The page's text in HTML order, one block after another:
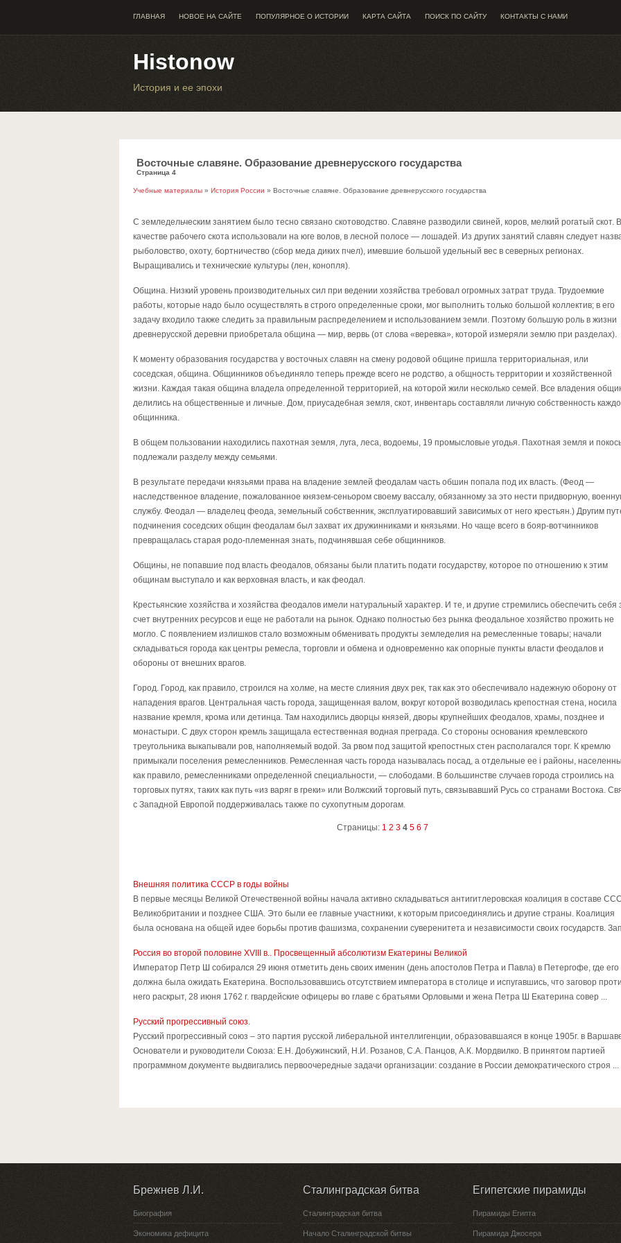
ГЛАВНАЯ НОВОЕ НА САЙТЕ ПОПУЛЯРНОЕ О ИСТОРИИ КАРТА САЙТА ПОИСК ПО САЙТУ КОНТАКТЫ С НАМИ
Histonow
История и ее эпохи
Восточные славяне. Образование древнерусского государства
Страница 4
Учебные материалы » История России » Восточные славяне. Образование древнерусского государства
С земледельческим занятием было тесно связано скотоводство. Славяне разводили свиней, коров, мелкий рогатый скот. В
качестве рабочего скота использовали на юге волов, в лесной полосе — лошадей. Из других занятий славян следует
рыболовство, охоту, бортничество (сбор меда диких пчел), имевшие большой удельный вес в северных регионах.
Выращивались и технические культуры (лен, конопля).
Община. Низкий уровень производительных сил при ведении хозяйства требовал огромных затрат труда. Трудоемкие
работы, которые надо было осуществлять в строго определенные сроки, мог выполнить только большой коллектив; в его
задачу входило также следить за правильным распределением и использованием земли. Поэтому большую роль в жизни
древнерусской деревни приобретала община — мир, вервь (от слова «веревка», которой измеряли землю при разделах).
К моменту образования государства у восточных славян на смену родовой общине пришла территориальная, или
соседская, община. Общинников объединяло теперь прежде всего не родство, а общность территории и хозяйственной
жизни. Каждая такая община владела определенной территорией, на которой жили несколько семей. Все владения
делились на общественные и личные. Дом, приусадебная земля, скот, инвентарь составляли личную собственность
общинника.
В общем пользовании находились пахотная земля, луга, леса, водоемы, 19 промысловые угодья. Пахотная земля и
подлежали разделу между семьями.
В результате передачи князьями права на владение землей феодалам часть обшин попала под их власть. (Феод —
наследственное владение, пожалованное князем-сеньором своему вассалу, обязанному за это нести придворную,
службу. Феодал — владелец феода, земельный собственник, эксплуатировавший зависимых от него крестьян.) Другим
подчинения соседских общин феодалам был захват их дружинниками и князьями. Но чаще всего в бояр-вотчинников
превращалась старая родо-племенная знать, подчинявшая себе общинников.
Общины, не попавшие под власть феодалов, обязаны были платить подати государству, которое по отношению к этим
общинам выступало и как верховная власть, и как феодал.
Крестьянские хозяйства и хозяйства феодалов имели натуральный характер. И те, и другие стремились обеспечить себя
счет внутренних ресурсов и еще не работали на рынок. Однако полностью без рынка феодальное хозяйство прожить не
могло. С появлением излишков стало возможным обменивать продукты земледелия на ремесленные товары; начали
складываться города как центры ремесла, торговли и обмена и одновременно как опорные пункты власти феодалов и
обороны от внешних врагов.
Город. Город, как правило, строился на холме, на месте слияния двух рек, так как это обеспечивало надежную оборону от
нападения врагов. Центральная часть города, защищенная валом, вокруг которой возводилась крепостная стена, носила
название кремля, крома или детинца. Там находились дворцы князей, дворы крупнейших феодалов, храмы, позднее и
монастыри. С двух сторон кремль защищала естественная водная преграда. Со стороны основания кремлевского
треугольника выкапывали ров, наполняемый водой. За рвом под защитой крепостных стен располагался торг. К кремлю
примыкали поселения ремесленников. Ремесленная часть города называлась посад, а отдельные ее i районы,
как правило, ремесленниками определенной cneциальности, — слободами. В большинстве случаев города строились на
торговых путях, таких как путь «из варяг в греки» или Волжский торговый путь, связывавший Русь со странами Востока.
с Западной Европой поддерживалась также по сухопутным дорогам.
Страницы: 1 2 3 4 5 6 7
Внешняя политика СССР в годы войны
В первые месяцы Великой Отечественной войны начала активно складываться антигитлеровская коалиция в составе
Великобритании и позднее США. Это были ее главные участники, к которым присоединялись и другие страны. Коалиция
была основана на общей идее борьбы против фашизма, сохранении суверенитета и независимости своих государств.
Россия во второй половине ХVIII в.. Просвещенный абсолютизм Екатерины Великой
Император Петр Ш собирался 29 июня отметить день своих именин (день апостолов Петра и Павла) в Петергофе, где его
должна была ожидать Екатерина. Воспользовавшись отсутствием императора в столице и испугавшись, что заговор
него раскрыт, 28 июня 1762 г. гвардейские офицеры во главе с братьями Орловыми и жена Петра Ш Екатерина совер ...
Русский прогрессивный союз.
Русский прогрессивный союз – это партия русской либеральной интеллигенции, образовавшаяся в конце 1905г. в
Основатели и руководители Союза: Е.Н. Добужинский, Н.И. Розанов, С.А. Панцов, А.К. Мордвилко. В принятом партией
программном документе выдвигались первоочередные задачи организации: создание в России демократического строя ...
Брежнев Л.И.
Биография
Экономика дефицита
Сталинградская битва
Сталинградская битва
Начало Сталинградской битвы
Египетские пирамиды
Пирамиды Египта
Пирамида Джосера